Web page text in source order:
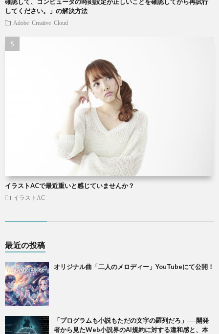
確認して、コンピュータの時刻設定が正しいことを確認してから再試行
してください。」の解決方法
Adobe Creative Cloud
イラストACで最近重いと感じていませんか？
イラストAC
最近の投稿
オリジナル曲「二人のメロディー」YouTubeにて公開！
「プログラムも小説もただの文字の羅列だろ」──開発
者から見たWeb小説界のAI規約に対する違和感と、本